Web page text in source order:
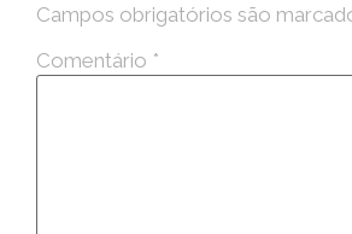
Campos obrigatórios são
Comentário *